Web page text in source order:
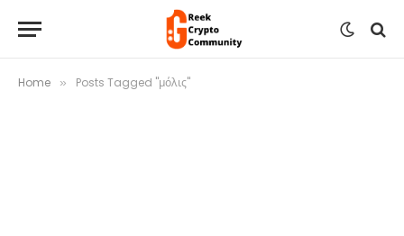
Home » Posts Tagged "μόλις"